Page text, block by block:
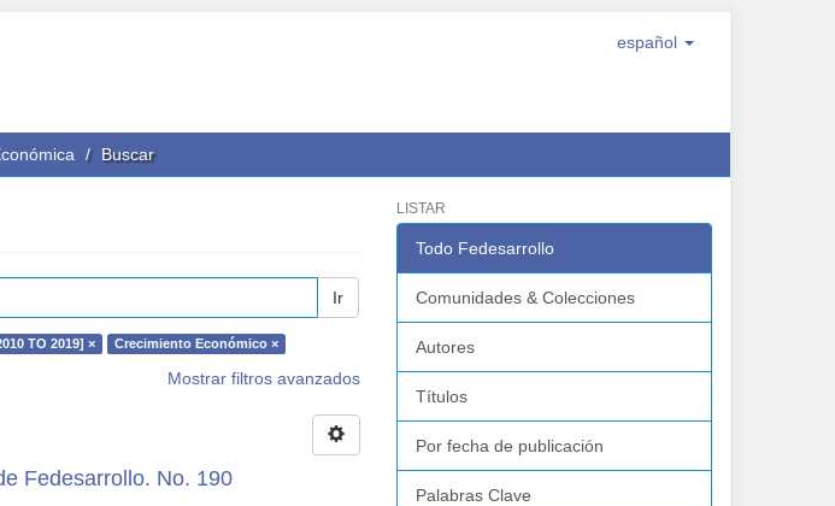
español
Buscar
Ir
TO 2019] × Crecimiento Económico ×
Mostrar filtros avanzados
Fedesarrollo. No. 190
LISTAR
Todo Fedesarrollo
Comunidades & Colecciones
Autores
Títulos
Por fecha de publicación
Palabras Clave